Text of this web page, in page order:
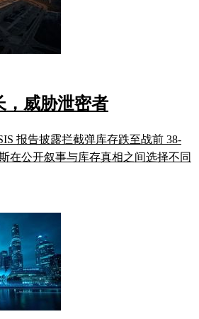
，威胁泄密者
报告披露拦截弹库存跌至战前 38-
在公开叙事与库存真相之间选择不同